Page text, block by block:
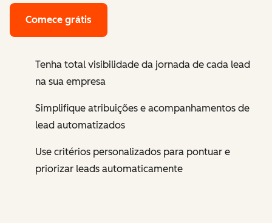
Comece grátis
Tenha total visibilidade da jornada de cada lead
na sua empresa
Simplifique atribuições e acompanhamentos de
lead automatizados
Use critérios personalizados para pontuar e
priorizar leads automaticamente